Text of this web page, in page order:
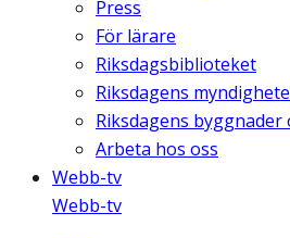
Press
För lärare
Riksdagsbiblioteket
Riksdagens
Riksdagens byggnader
Arbeta hos oss
Webb-tv
Webb-tv